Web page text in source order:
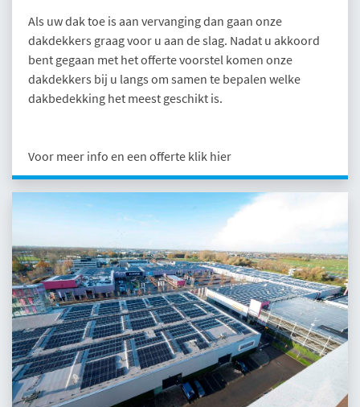
Als uw dak toe is aan vervanging dan gaan onze
dakdekkers graag voor u aan de slag. Nadat u akkoord
bent gegaan met het offerte voorstel komen onze
dakdekkers bij u langs om samen te bepalen welke
dakbedekking het meest geschikt is.
Voor meer info en een offerte klik hier